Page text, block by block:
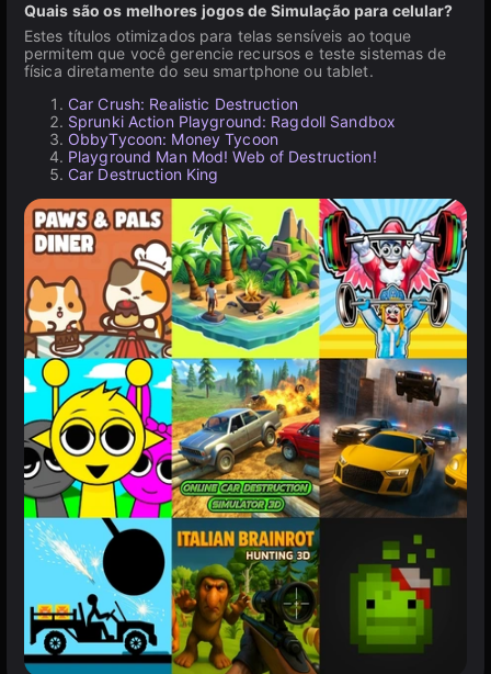
Quais são os melhores jogos de Simulação para celular?
Estes títulos otimizados para telas sensíveis ao toque
permitem que você gerencie recursos e teste sistemas de
física diretamente do seu smartphone ou tablet.
Car Crush: Realistic Destruction
Sprunki Action Playground: Ragdoll Sandbox
ObbyTycoon: Money Tycoon
Playground Man Mod! Web of Destruction!
Car Destruction King